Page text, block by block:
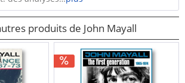
produits de John Mayall